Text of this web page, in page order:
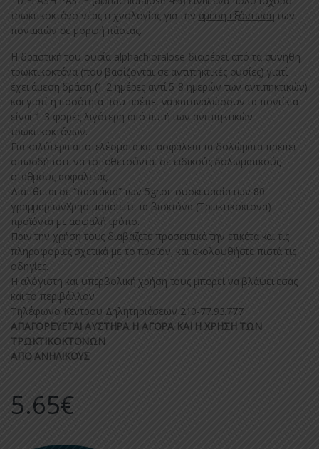
τρωκτικοκτόνο νέας τεχνολογίας για την άμεση εξόντωση των
ποντικιών σε μορφή πάστας.
Η δραστική του ουσία alphachloralose διαφέρει από τα συνήθη
τρωκτικοκτόνα (που βασίζονται σε αντιπηκτικές ουσίες) γιατί
έχει άμεση δράση (1-2 ημέρες αντί 5-8 ημερών των αντιπηκτικών)
και γιατί η ποσότητα που πρέπει να καταναλώσουν τα ποντίκια
είναι 1-3 φορές λιγότερη από αυτή των αντιπηκτικών
τρωκτικοκτόνων.
Για καλύτερα αποτελέσματα και ασφάλεια τα δολώματα πρέπει
οπωσδήποτε να τοποθετούνται σε ειδικούς δολωματικούς
σταθμούς ασφαλείας.
Διατίθεται σε “παστάκια” των 5gr.σε συσκευασία των 80
γραμμαρίωνΧρησιμοποιείτε τα βιοκτόνα (Τρωκτικοκτόνα)
προϊόντα με ασφαλή τρόπο.
Πριν την χρήση τους διαβάζετε προσεκτικά την ετικέτα και τις
πληροφορίες σχετικά με το προϊόν, και ακολουθήστε πιστά τις
οδηγίες.
Η αλόγιστη και υπερβολική χρήση τους μπορεί να βλάψει εσάς
και το περιβάλλον
Τηλέφωνο Κέντρου Δηλητηριάσεων 210-77.93.777
ΑΠΑΓΟΡΕΥΕΤΑΙ ΑΥΣΤΗΡΑ Η ΑΓΟΡΑ ΚΑΙ Η ΧΡΗΣΗ ΤΩΝ
ΤΡΩΚΤΙΚΟΚΤΟΝΩΝ
ΑΠΟ ΑΝΗΛΙΚΟΥΣ
5.65€